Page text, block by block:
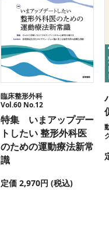
臨床整形外科
Vol.60 No.12
特集 いまアップデー
トしたい 整形外科医
のための運動療法新常
識
定価 2,970円 (税込)